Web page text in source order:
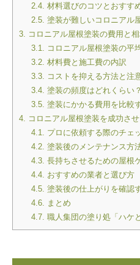
2.4. 材料選びのコツとおすす
2.5. 塗装が難しいコロニアル
3.
コロニアル屋根塗装の費用と
3.1.
コロニアル屋根塗装の平
3.2. 材料費と施工費の内訳
3.3.
コストを抑える方法と注
3.4. 塗装の頻度はどれくらい
3.5. 塗装にかかる費用を比較
4.
コロニアル屋根塗装を成功さ
4.1.
プロに依頼する際のチェ
4.2. 塗装後のメンテナンス方
4.3. 長持ちさせるための屋根
4.4. おすすめの業者と選び方
4.5. 塗装後の仕上がりを確認
4.6.
まとめ
4.7. 職人集団の塗り処「ハケ